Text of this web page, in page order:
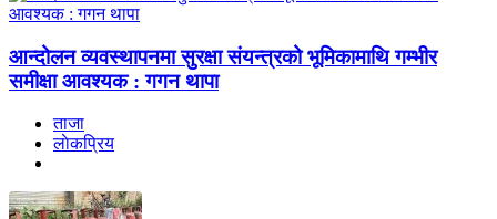
आन्दोलन व्यवस्थापनमा सुरक्षा संयन्त्रको भूमिकामाथि गम्भीर
समीक्षा आवश्यक : गगन थापा
ताजा
लाेकप्रिय